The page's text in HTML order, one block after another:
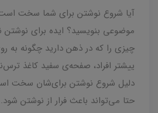
آیا شروع نوشتن برای شما سخت
موضوعی بنویسید؟ ایده برای نوشتن
چیزی را که در ذهن دارید چگونه به
ییشتر افراد، صفحه‌ی سفید کاغذ
دلیل شروع نوشتن برای‌شان سخت
حتا می‌تواند باعث فرار از نوشتن شود.